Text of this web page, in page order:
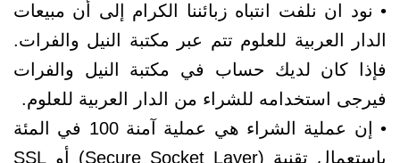
• نود ان نلفت انتباه زبائننا الكرام إلى أن مبيعات
الدار العربية للعلوم تتم عبر مكتبة النيل والفرات.
فإذا كان لديك حساب في مكتبة النيل والفرات
فيرجى استخدامه للشراء من الدار العربية للعلوم.
• إن عملية الشراء هي عملية آمنة 100 في المئة
باستعمال تقنية (Secure Socket Layer) أو SSL